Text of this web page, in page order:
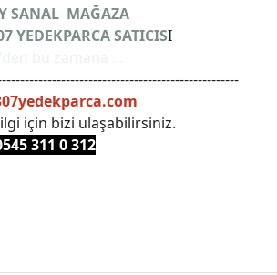
SANAL MAĞAZA
YEDEKPARCA SATICISI
için bizi ulaşabilirsiniz.
311 0 312